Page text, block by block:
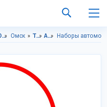
Омская область Омск Транспорт, техника, запчасти Автоаксессуары Наборы